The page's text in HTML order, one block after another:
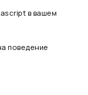
в вашем
поведение